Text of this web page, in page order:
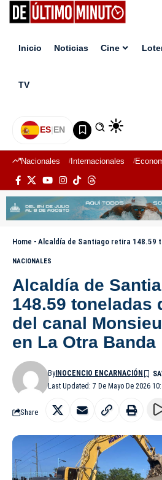
Inicio Noticias Cine
TV
ES|EN
Nacionales Internacionales
Home - Alcaldía de Santiago retira 148.59 toneladas de basura
NACIONALES
Alcaldía de
148.59 toneladas
del canal
en La Otra Banda
Last Updated: 7 De Mayo De 2026
ByINOCENCIO ENCARNACIÓN
Share